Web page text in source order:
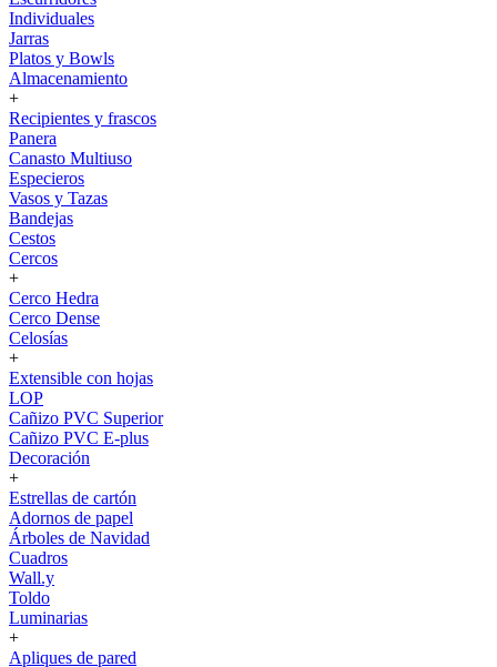
Individuales
Jarras
Platos y Bowls
Almacenamiento
+
Recipientes y frascos
Panera
Canasto Multiuso
Especieros
Vasos y Tazas
Bandejas
Cestos
Cercos
+
Cerco Hedra
Cerco Dense
Celosías
+
Extensible con hojas
LOP
Cañizo PVC Superior
Cañizo PVC E-plus
Decoración
+
Estrellas de cartón
Adornos de papel
Árboles de Navidad
Cuadros
Wall.y
Toldo
Luminarias
+
Apliques de pared